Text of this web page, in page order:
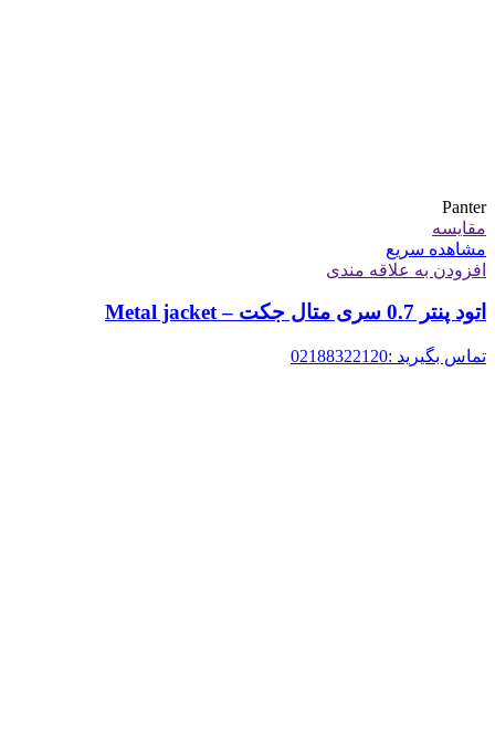
Panter
مقایسه
مشاهده سریع
افزودن به علاقه مندی
اتود پنتر 0.7 سری متال جکت – Metal jacket
تماس بگیرید :02188322120